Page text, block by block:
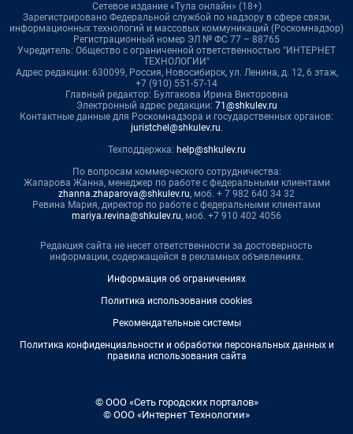
Сетевое издание «Тула онлайн» (18+)
Зарегистрировано Федеральной службой по надзору в сфере связи,
информационных технологий и массовых коммуникаций (Роскомнадзор)
Регистрационный номер ЭЛ № ФС 77 – 88765
Учредитель: Общество с ограниченной ответственностью "ИНТЕРНЕТ
ТЕХНОЛОГИИ"
Адрес редакции: 630099, Россия, Новосибирск, ул. Ленина, д. 12, 6 этаж,
+7 (910) 551-57-14
Главный редактор: Булгакова Ирина Викторовна
Электронный адрес редакции: 71@shkulev.ru
Контактные данные для Роскомнадзора и государственных органов:
juristchel@shkulev.ru.
Техподдержка: help@shkulev.ru
По вопросам коммерческого сотрудничества:
Жапарова Жанна, менеджер по работе с федеральными клиентами
zhanna.zhaparova@shkulev.ru, моб. + 7 982 640 34 32
Ревина Мария, директор по работе с федеральными клиентами
mariya.revina@shkulev.ru, моб. +7 910 402 4056
Редакция сайта не несет ответственности за достоверность
информации, содержащейся в рекламных объявлениях.
Информация об ограничениях
Политика использования cookies
Рекомендательные системы
Политика конфиденциальности и обработки персональных данных и
правила использования сайта
© ООО «Сеть городских порталов»
© ООО «Интернет Технологии»